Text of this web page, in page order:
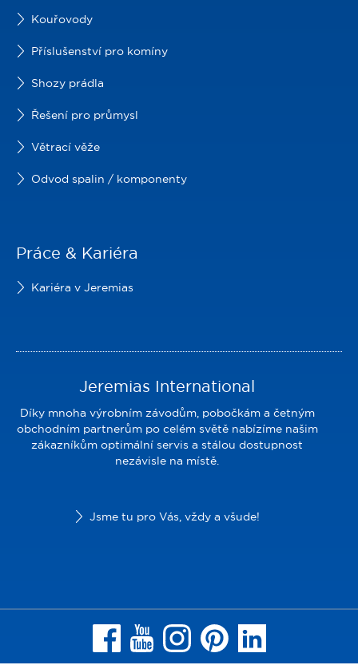
Kouřovody
Příslušenství pro komíny
Shozy prádla
Řešení pro průmysl
Větrací věže
Odvod spalin / komponenty
Práce & Kariéra
Kariéra v Jeremias
Jeremias International
Díky mnoha výrobním závodům, pobočkám a četným
obchodním partnerům po celém světě nabízíme našim
zákazníkům optimální servis a stálou dostupnost
nezávisle na místě.
Jsme tu pro Vás, vždy a všude!